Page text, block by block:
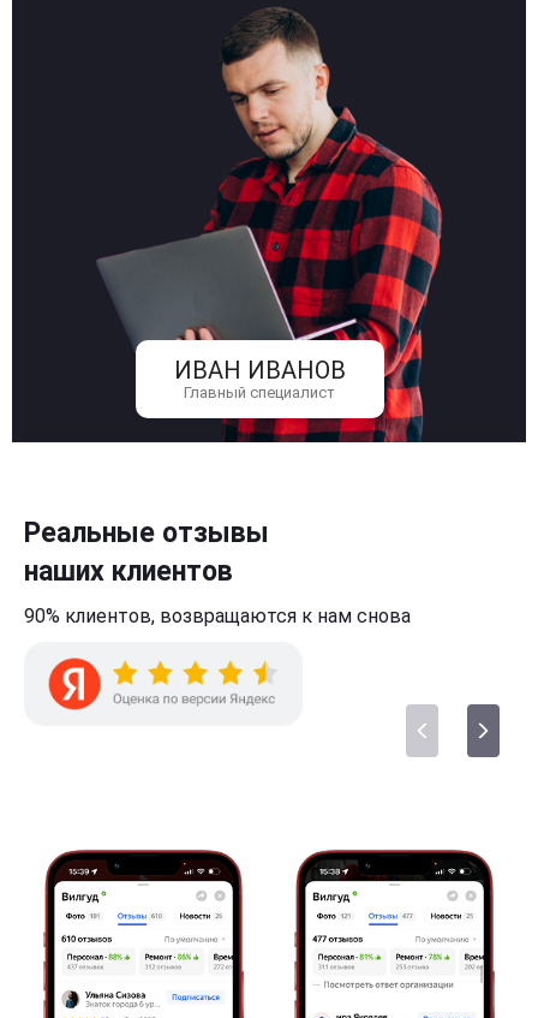
ИВАН ИВАНОВ
Главный специалист
Реальные отзывы
наших клиентов
90% клиентов, возвращаются к нам снова